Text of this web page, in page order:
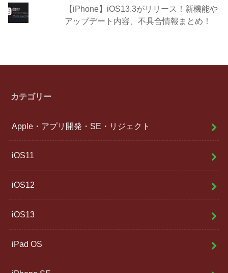
【iPhone】iOS13.3がリリース！新機能や
アップデート内容、不具合情報まとめ！
カテゴリー
Apple・アプリ開発・SE・リジェクト
iOS11
iOS12
iOS13
iPad OS